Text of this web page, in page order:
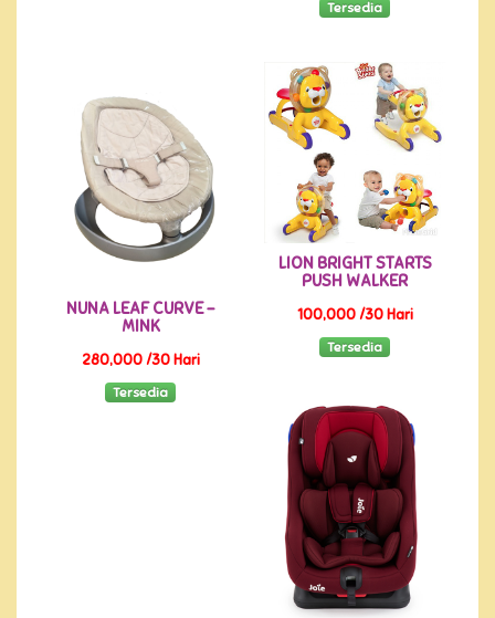
Tersedia
NUNA LEAF CURVE -
MINK
280,000 /30 Hari
Tersedia
LION BRIGHT STARTS
PUSH WALKER
100,000 /30 Hari
Tersedia